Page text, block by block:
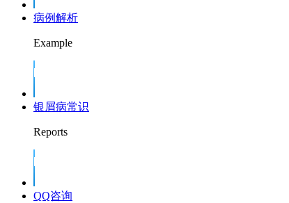
病例解析
Example
银屑病常识
Reports
QQ咨询